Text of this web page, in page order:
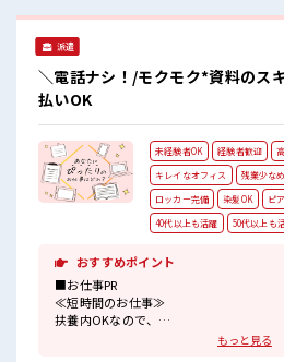
派遣
＼電話ナシ！/モクモク*資料のス
払いOK
未経験者OK 経験者歓迎
キレイなオフィス
残業少なめ
ロッカー完備
染髪OK ピ
40代以上も活躍
50代以上も
おすすめポイント
■お仕事PR
≪短時間のお仕事≫
扶養内OKなので、
主婦&主夫さんも気軽にご応募ください
もっと見る